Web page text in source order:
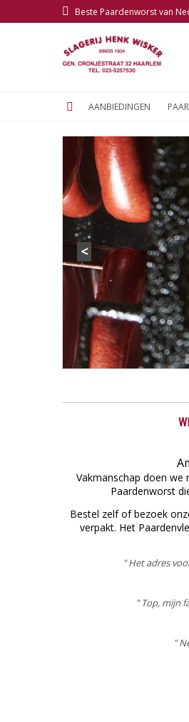
Beste Paardenworst van
AANBIEDINGEN
<
Vakmanschap doen we
Paardenworst
Bestel zelf of bezoek
verpakt. Het
" Het adres
" Top, mijn
"